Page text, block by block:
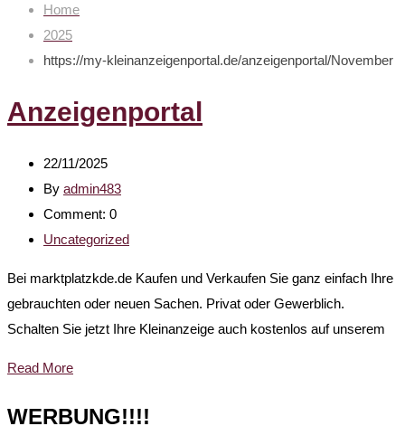
Home
2025
https://my-kleinanzeigenportal.de/anzeigenportal/November
Anzeigenportal
22/11/2025
By admin483
Comment: 0
Uncategorized
Bei marktplatzkde.de Kaufen und Verkaufen Sie ganz einfach Ihre
gebrauchten oder neuen Sachen. Privat oder Gewerblich.
Schalten Sie jetzt Ihre Kleinanzeige auch kostenlos auf unserem
Read More
WERBUNG!!!!